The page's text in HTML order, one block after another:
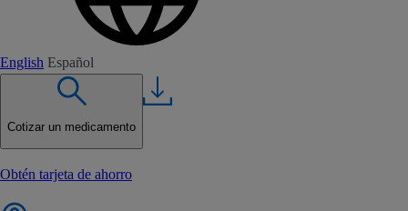
English Español
Cotizar un medicamento
Obtén tarjeta de ahorro